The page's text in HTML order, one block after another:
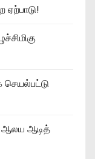
ஏற்பாடு!
செயல்பட்டு
ஆலய ஆடித்